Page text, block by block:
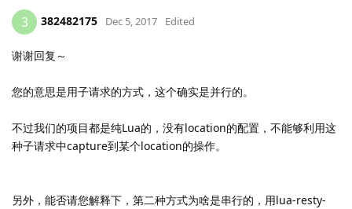
3 382482175 Dec 5, 2017 Edited
谢谢回复～
您的意思是用子请求的方式，这个确实是并行的。
不过我们的项目都是纯Lua的，没有location的配置，不能够利用这
种子请求中capture到某个location的操作。
另外，能否请您解释下，第二种方式为啥是串行的，用lua-resty-